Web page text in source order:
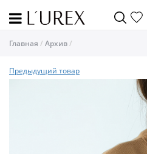
Главная Архив
Предыдущий товар